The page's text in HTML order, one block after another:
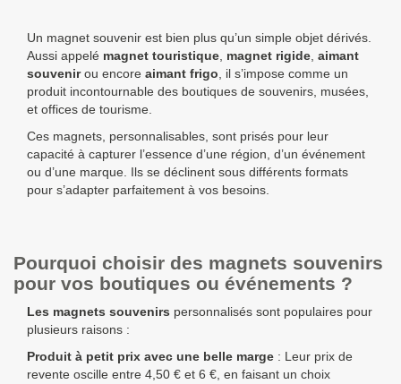
Un magnet souvenir est bien plus qu’un simple objet dérivés.
Aussi appelé magnet touristique magnet rigide aimant
souvenirou encore aimant frigo , il s’impose comme un
produit incontournable des boutiques de souvenirs, musées,
et offices de tourisme.
Ces magnets, personnalisables, sont prisés pour leur
capacité à capturer l’essence d’une région, d’un événement
ou d’une marque. Ils se déclinent sous différents formats
pour s’adapter parfaitement à vos besoins.
Pourquoi choisir des magnets souvenirs
pour vos boutiques ou événements ?
Les magnets souvenirs personnalisés sont populaires pour
plusieurs raisons :
Produit à petit prix avec une belle marge : Leur prix de
revente oscille entre 4,50 € et 6 € , en faisant un choix